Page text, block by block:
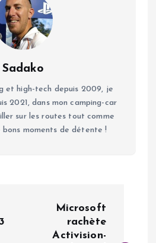
Sadako
et high-tech depuis 2009, je
2021, dans mon camping-car
sur les routes tout comme
moments de détente !
Microsoft
rachète
Activision-